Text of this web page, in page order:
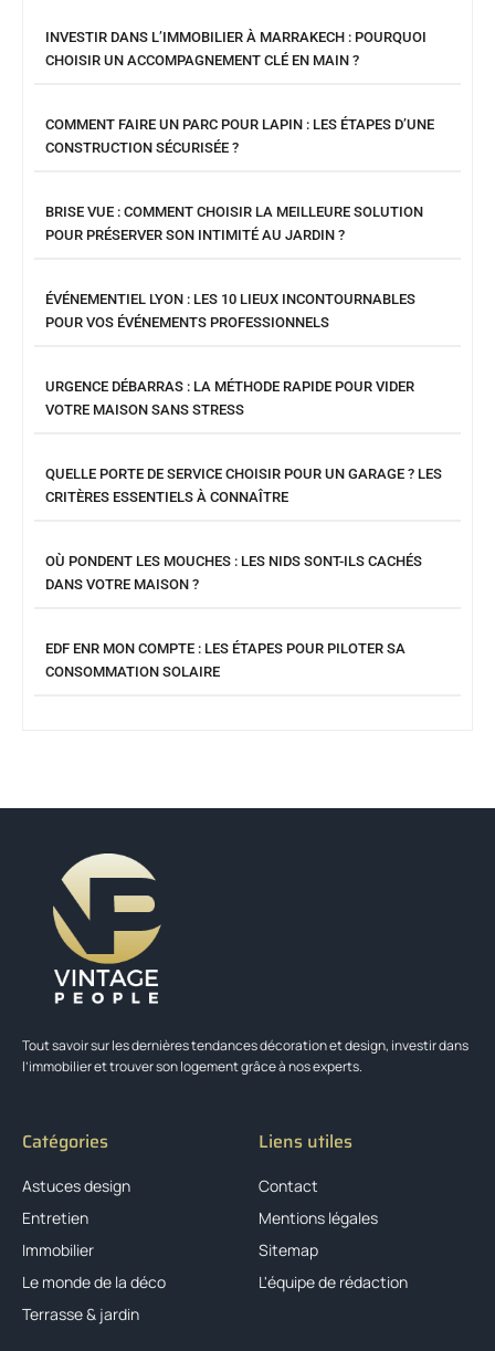
INVESTIR DANS L’IMMOBILIER À MARRAKECH : POURQUOI
CHOISIR UN ACCOMPAGNEMENT CLÉ EN MAIN ?
COMMENT FAIRE UN PARC POUR LAPIN : LES ÉTAPES D’UNE
CONSTRUCTION SÉCURISÉE ?
BRISE VUE : COMMENT CHOISIR LA MEILLEURE SOLUTION
POUR PRÉSERVER SON INTIMITÉ AU JARDIN ?
ÉVÉNEMENTIEL LYON : LES 10 LIEUX INCONTOURNABLES
POUR VOS ÉVÉNEMENTS PROFESSIONNELS
URGENCE DÉBARRAS : LA MÉTHODE RAPIDE POUR VIDER
VOTRE MAISON SANS STRESS
QUELLE PORTE DE SERVICE CHOISIR POUR UN GARAGE ? LES
CRITÈRES ESSENTIELS À CONNAÎTRE
OÙ PONDENT LES MOUCHES : LES NIDS SONT-ILS CACHÉS
DANS VOTRE MAISON ?
EDF ENR MON COMPTE : LES ÉTAPES POUR PILOTER SA
CONSOMMATION SOLAIRE
Tout savoir sur les dernières tendances décoration et design, investir dans
l’immobilier et trouver son logement grâce à nos experts.
Catégories
Astuces design
Entretien
Immobilier
Le monde de la déco
Terrasse & jardin
Liens utiles
Contact
Mentions légales
Sitemap
L'équipe de rédaction